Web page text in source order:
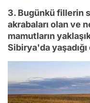
3. Bugünkü fillerin
akrabaları olan ve
mamutların
Sibirya'da